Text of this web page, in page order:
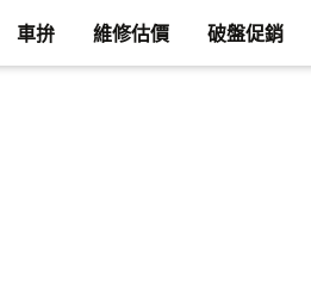
車拚 維修估價 破盤促銷